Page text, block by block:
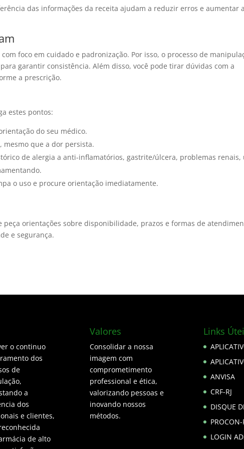
das informações da receita ajudam a reduzir erros e aumentar a
foco em cuidado e padronização. Por isso, o processo de
garantir consistência. Além disso, você pode tirar dúvidas com a
a prescrição.
estes pontos:
do seu médico.
mesmo que a dor persista.
de alergia a anti-inflamatórios, gastrite/úlcera, problemas renais,
o uso e procure orientação imediatamente.
peça orientações sobre disponibilidade, prazos e formas de
e segurança.
o continuo
dos
de
a
dos
e clientes,
de alto
Valores
Consolidar a nossa
imagem com
comprometimento
professional e ética,
valorizando pessoas e
inovando nossos
métodos.
Links
ANVISA
CRF-RJ
DISQUE
PROCON-
LOGIN